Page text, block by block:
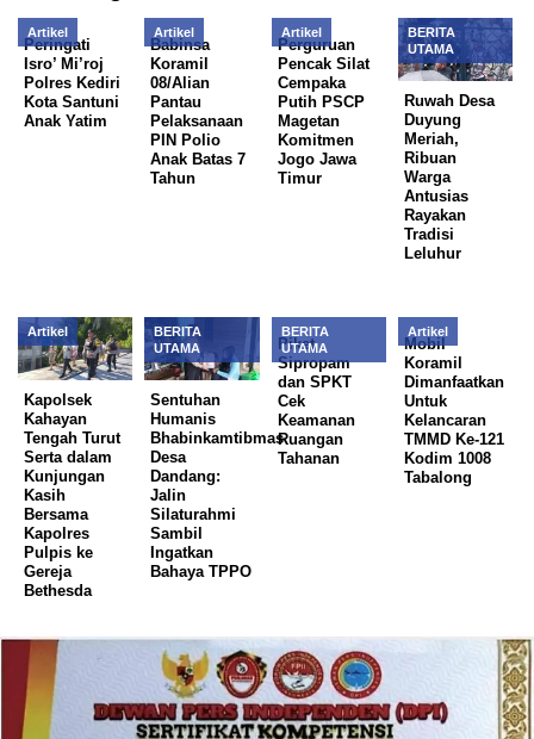
Artikel
Peringati
Isro’ Mi’roj
Polres Kediri
Kota Santuni
Anak Yatim
Artikel
Babinsa
Koramil
08/Alian
Pantau
Pelaksanaan
PIN Polio
Anak Batas 7
Tahun
Artikel
Perguruan
Pencak Silat
Cempaka
Putih PSCP
Magetan
Komitmen
Jogo Jawa
Timur
BERITA
UTAMA
Ruwah Desa
Duyung
Meriah,
Ribuan
Warga
Antusias
Rayakan
Tradisi
Leluhur
Artikel
Kapolsek
Kahayan
Tengah Turut
Serta dalam
Kunjungan
Kasih
Bersama
Kapolres
Pulpis ke
Gereja
Bethesda
BERITA
UTAMA
Sentuhan
Humanis
Bhabinkamtibmas
Desa
Dandang:
Jalin
Silaturahmi
Sambil
Ingatkan
Bahaya TPPO
BERITA
UTAMA
Piket
Sipropam
dan SPKT
Cek
Keamanan
Ruangan
Tahanan
Artikel
Mobil
Koramil
Dimanfaatkan
Untuk
Kelancaran
TMMD Ke-121
Kodim 1008
Tabalong